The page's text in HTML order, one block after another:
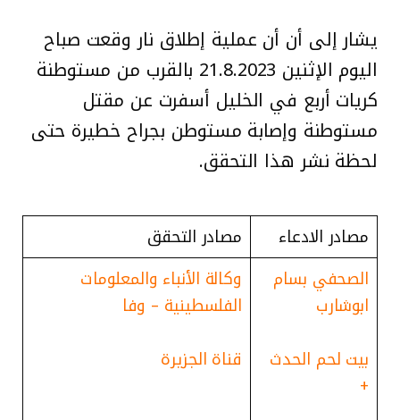
يشار إلى أن أن عملية إطلاق نار وقعت صباح
اليوم الإثنين 21.8.2023 بالقرب من مستوطنة
كريات أربع في الخليل أسفرت عن مقتل
مستوطنة وإصابة مستوطن بجراح خطيرة حتى
لحظة نشر هذا التحقق.
مصادر الادعاء
مصادر التحقق
الصحفي بسام
ابوشارب
بيت لحم الحدث
+
وكالة الأنباء والمعلومات
الفلسطينية – وفا
قناة الجزيرة